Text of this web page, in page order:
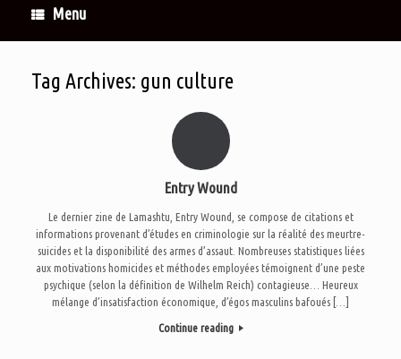
Menu
Tag Archives: gun culture
Entry Wound
Le dernier zine de Lamashtu, Entry Wound, se compose de citations et
informations provenant d’études en criminologie sur la réalité des meurtre-
suicides et la disponibilité des armes d’assaut. Nombreuses statistiques liées
aux motivations homicides et méthodes employées témoignent d’une peste
psychique (selon la définition de Wilhelm Reich) contagieuse… Heureux
mélange d’insatisfaction économique, d’égos masculins bafoués […]
Continue reading